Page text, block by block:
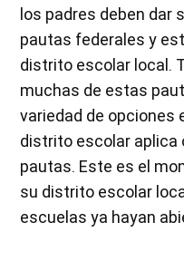
los padres deben dar
pautas federales y
distrito escolar local.
muchas de estas
variedad de opciones
distrito escolar aplica
pautas. Este es el
su distrito escolar
escuelas ya hayan